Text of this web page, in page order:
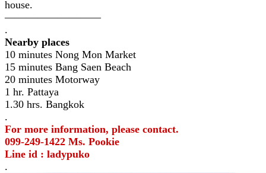
house.
—————————
.
Nearby places
10 minutes Nong Mon Market
15 minutes Bang Saen Beach
20 minutes Motorway
1 hr. Pattaya
1.30 hrs. Bangkok
.
For more information, please contact.
099-249-1422 Ms. Pookie
Line id : ladypuko
.